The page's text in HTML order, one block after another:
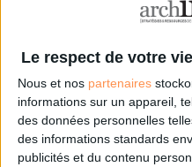
Le respect de votre
Nous et nos partenaires
informations sur un appareil,
des données personnelles
des informations standards
publicités et du contenu
Les derniers mags :
IA et automatisation :
Bibliothèques :